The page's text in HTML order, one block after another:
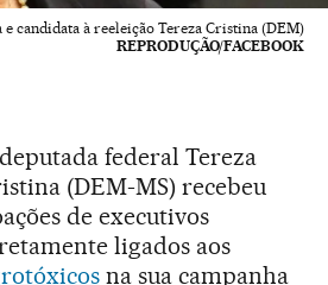
e candidata à reeleição Tereza Cristina (DEM)
REPRODUÇÃO/FACEBOOK
federal Tereza
(DEM-MS) recebeu
de executivos
ligados aos
na sua campanha